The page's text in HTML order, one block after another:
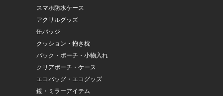
スマホ防水ケース
アクリルグッズ
缶バッジ
クッション・抱き枕
バック・ポーチ・小物入れ
クリアポーチ・ケース
エコバッグ・エコグッズ
鏡・ミラーアイテム